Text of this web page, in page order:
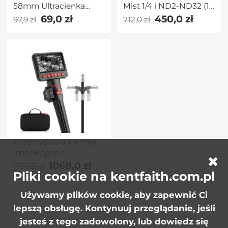
58mm Ultracienka
Ramka z 18
Nanopowłokami i 1
97,9 zł 69,0 zł
Mist 1/4 i ND2-ND32 (1-
5 Stopni) 72 mm, Brak
Krzyżyka X na
712,0 zł 450,0 zł
Przemysłowa kamera
Concept z
jednoobiektywowym
Ekran 1080P HD o
przekątnej 4,3 cala
Pliki cookie na kentfaith.com.pl
Używamy plików cookie, aby zapewnić Ci
lepszą obsługę. Kontynuuj przeglądanie, jeśli
jesteś z tego zadowolony, lub dowiedz się